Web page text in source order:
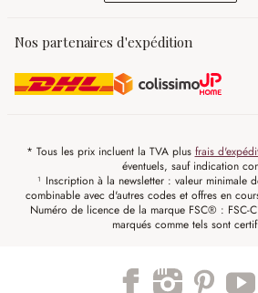
Nos partenaires d'expédition
* Tous les prix incluent la TVA plus frais
éventuels, sauf indication
¹ Inscription à la newsletter : valeur minimale
combinable avec d'autres codes et offres en
Numéro de licence de la marque FSC® : FSC-
marqués comme tels sont